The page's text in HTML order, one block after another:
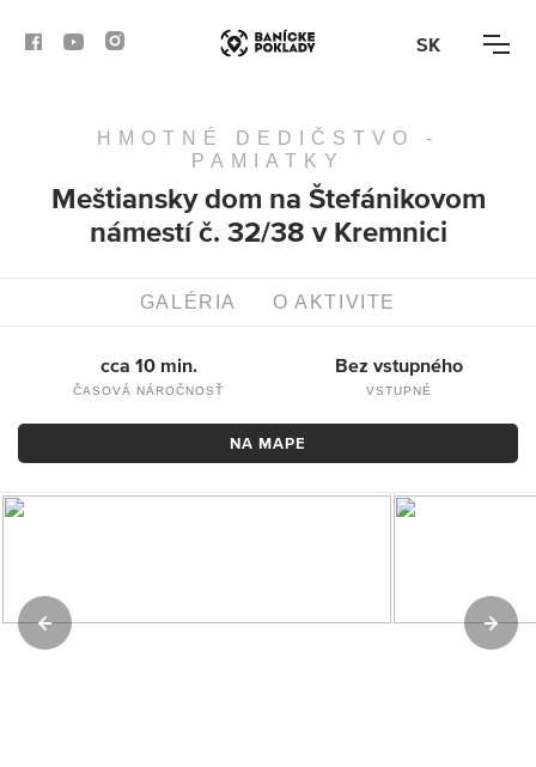
SK
AKTIVITY
TRASY
BANSKÁ ŠTIAVNICA
KREMNICA
HMOTNÉ DEDIČSTVO -
PAMIATKY
Meštiansky dom na Štefánikovom
námestí č. 32/38 v Kremnici
GALÉRIA O AKTIVITE
cca 10 min.
ČASOVÁ NÁROČNOSŤ
Bez vstupného
VSTUPNÉ
NA MAPE